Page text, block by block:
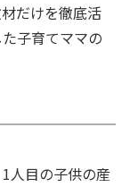
だけを徹底活
子育てママの
人目の子供の産